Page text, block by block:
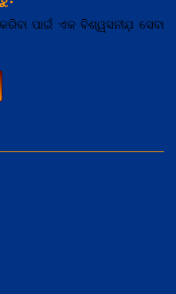
ପାଇଁ ଏକ ବିଶ୍ୱସନୀଯ଼ ସେବା